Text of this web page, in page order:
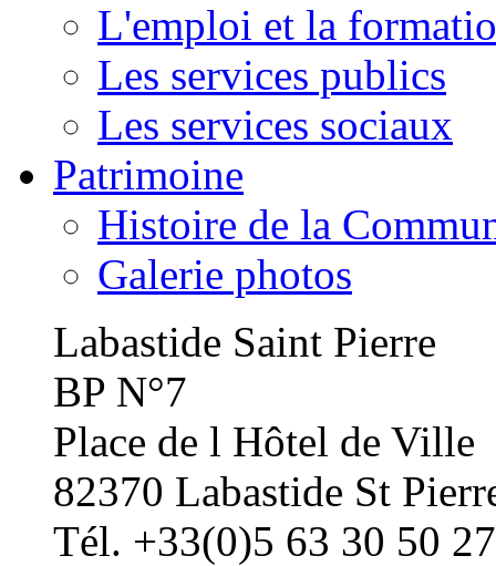
L'emploi et la
Les services publics
Les services sociaux
Patrimoine
Histoire de la
Galerie photos
Labastide Saint Pierre
BP N°7
Place de l Hôtel de Ville
82370 Labastide St
Tél. +33(0)5 63 30 50 27